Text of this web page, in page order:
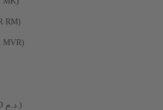
Malaysia (MYR RM)
Maldive (MVR MVR)
Marocco (MAD د.م.)